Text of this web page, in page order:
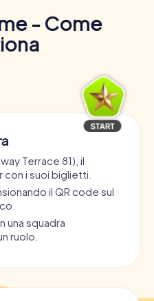
- Come
Terrace 81), il
i suoi biglietti.
il QR code sul
una squadra
ruolo.